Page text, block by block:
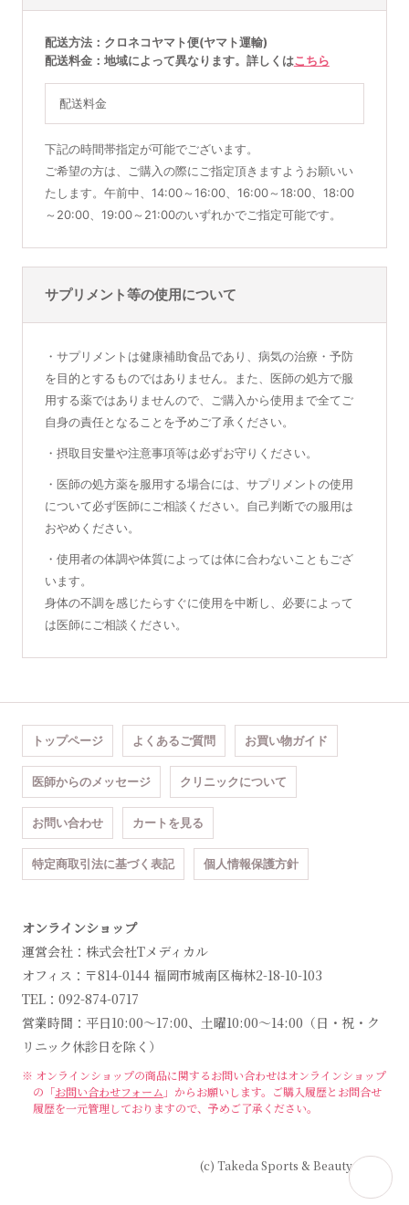
配送方法
クロネコヤマト便(ヤマト運輸)
配送料金
地域によって異なります。詳しくはこちら
配送料金
下記の時間帯指定が可能でございます。
ご希望の方は、ご購入の際にご指定頂きますようお願いい
たします。午前中、14:00～16:00、16:00～18:00、18:00
～20:00、19:00～21:00のいずれかでご指定可能です。
サプリメント等の使用について
・サプリメントは健康補助食品であり、病気の治療・予防
を目的とするものではありません。また、医師の処方で服
用する薬ではありませんので、ご購入から使用まで全てご
自身の責任となることを予めご了承ください。
・摂取目安量や注意事項等は必ずお守りください。
・医師の処方薬を服用する場合には、サプリメントの使用
について必ず医師にご相談ください。自己判断での服用は
おやめください。
・使用者の体調や体質によっては体に合わないこともござ
います。
身体の不調を感じたらすぐに使用を中断し、必要によって
は医師にご相談ください。
トップページ よくあるご質問 お買い物ガイド
医師からのメッセージ クリニックについて
お問い合わせ カートを見る
特定商取引法に基づく表記 個人情報保護方針
オンラインショップ
運営会社：株式会社Tメディカル
オフィス：〒814-0144 福岡市城南区梅林2-18-10-103
TEL：092-874-0717
営業時間：平日10:00～17:00、土曜10:00～14:00（日・祝・ク
リニック休診日を除く）
※ オンラインショップの商品に関するお問い合わせはオンラインショップ
の「お問い合わせフォーム 」からお願いします。 ご購入履歴とお問合せ
履歴を一元管理しておりますので、予めご了承ください。
(c) Takeda Sports & Beauty Clinic